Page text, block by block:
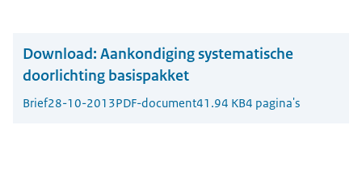
Download: Aankondiging systematische
doorlichting basispakket
Brief28-10-2013PDF-document41.94 KB4 pagina's